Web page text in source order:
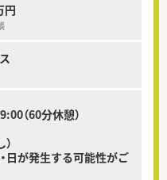
円
（60分休憩）
日が発生する可能性がご